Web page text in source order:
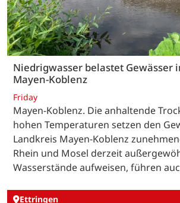
Niedrigwasser belastet Gewässer
Mayen-Koblenz
Friday
Mayen-Koblenz. Die anhaltende
hohen Temperaturen setzen den
Landkreis Mayen-Koblenz
Rhein und Mosel derzeit
Wasserstände aufweisen, führen
Ettringen